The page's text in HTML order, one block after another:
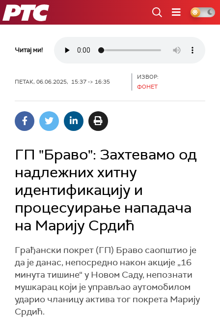
РТС
Читај ми!
ПЕТАК, 06.06.2025, 15:37 -> 16:35
ИЗВОР:
ФОНЕТ
ГП "Браво": Захтевамо од
надлежних хитну
идентификацију и
процесуирање нападача
на Марију Срдић
Грађански покрет (ГП) Браво саопштио је
да је данас, непосредно након акције „16
минута тишине“ у Новом Саду, непознати
мушкарац који је управљао аутомобилом
ударио чланицу актива тог покрета Марију
Срдић.